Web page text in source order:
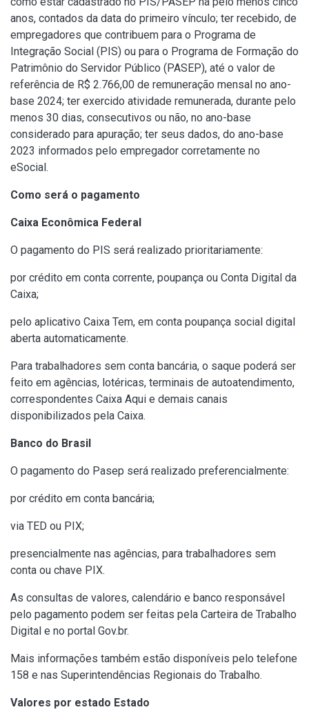
anos, contados da data do primeiro vínculo; ter recebido, de
empregadores que contribuem para o Programa de
Integração Social (PIS) ou para o Programa de Formação do
Patrimônio do Servidor Público (PASEP), até o valor de
referência de R$ 2.766,00 de remuneração mensal no ano-
base 2024; ter exercido atividade remunerada, durante pelo
menos 30 dias, consecutivos ou não, no ano-base
considerado para apuração; ter seus dados, do ano-base
2023 informados pelo empregador corretamente no
eSocial.
Como será o pagamento
Caixa Econômica Federal
O pagamento do PIS será realizado prioritariamente:
por crédito em conta corrente, poupança ou Conta Digital da
Caixa;
pelo aplicativo Caixa Tem, em conta poupança social digital
aberta automaticamente.
Para trabalhadores sem conta bancária, o saque poderá ser
feito em agências, lotéricas, terminais de autoatendimento,
correspondentes Caixa Aqui e demais canais
disponibilizados pela Caixa.
Banco do Brasil
O pagamento do Pasep será realizado preferencialmente:
por crédito em conta bancária;
via TED ou PIX;
presencialmente nas agências, para trabalhadores sem
conta ou chave PIX.
As consultas de valores, calendário e banco responsável
pelo pagamento podem ser feitas pela Carteira de Trabalho
Digital e no portal Gov.br.
Mais informações também estão disponíveis pelo telefone
158 e nas Superintendências Regionais do Trabalho.
Valores por estado Estado